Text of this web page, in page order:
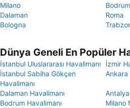
Milano
Bodrum
Dalaman
Roma
Bologna
Dünya Geneli En Popüler
İstanbul Uluslararası Havalimanı
İzmir
İstanbul Sabiha Gökçen
Havalimanı
Ankara
Dalaman Havalimanı
Bodrum Havalimanı
Milano